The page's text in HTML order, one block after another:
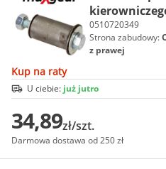
0510720349
Strona zabudowy:
z prawej
Kup na raty
U ciebie: już jutro
34,89zł/szt.
Darmowa dostawa od 250 zł